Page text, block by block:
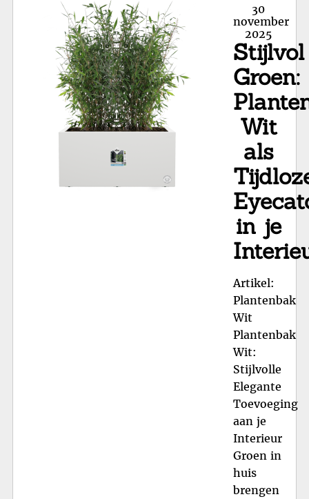
in
Posted
on
30
november
2025
Stijlvol
Groen:
Wit
als
in je
Artikel:
Plantenbak
Wit
Plantenbak
Wit:
Stijlvolle
Elegante
Toevoeging
aan je
Interieur
Groen in
huis
brengen